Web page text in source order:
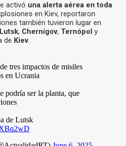
activó una alerta aérea en toda
en Kiev, reportaron
también tuvieron lugar en
Lutsk, Chernígov, Ternópol y
de Kiev.